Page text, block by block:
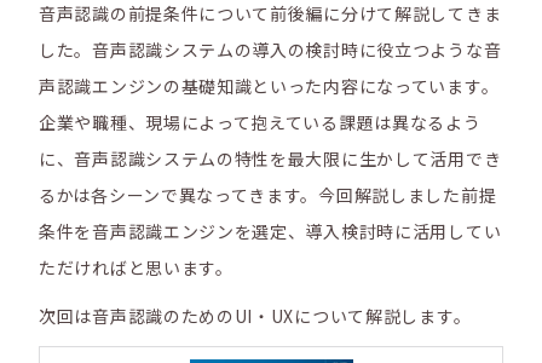
音声認識の前提条件について前後編に分けて解説してきま
した。音声認識システムの導入の検討時に役立つような音
声認識エンジンの基礎知識といった内容になっています。
企業や職種、現場によって抱えている課題は異なるよう
に、音声認識システムの特性を最大限に生かして活用でき
るかは各シーンで異なってきます。今回解説しました前提
条件を音声認識エンジンを選定、導入検討時に活用してい
ただければと思います。
次回は音声認識のためのUI・UXについて解説します。